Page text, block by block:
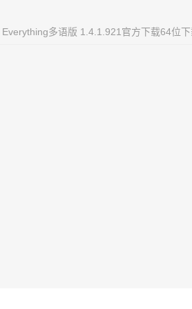
Everything多语版 1.4.1.921官方下载64位